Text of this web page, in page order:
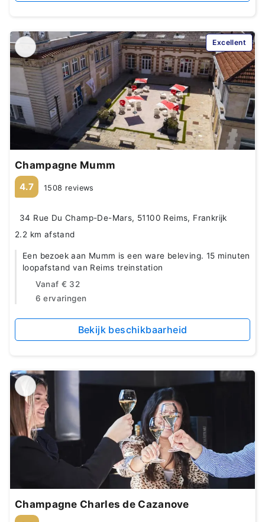
Excellent
Champagne Mumm
4.7 1508 reviews
34 Rue Du Champ-De-Mars, 51100 Reims, Frankrijk
2.2 km afstand
Een bezoek aan Mumm is een ware beleving. 15 minuten
loopafstand van Reims treinstation
Vanaf € 32
6 ervaringen
Bekijk beschikbaarheid
Champagne Charles de Cazanove